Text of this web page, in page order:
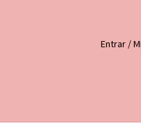
Entrar /